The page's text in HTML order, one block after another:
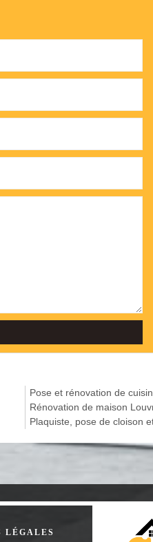
Pose et rénovation de
Rénovation de maison
Plaquiste, pose de cloison
LÉGALES